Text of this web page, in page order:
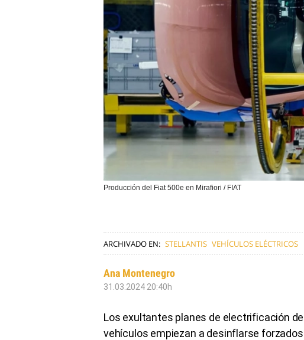
Producción del Fiat 500e en Mirafiori / FIAT
ARCHIVADO EN: STELLANTIS VEHÍCULOS ELÉCTRICOS
Ana Montenegro
31.03.2024 20:40h
Los exultantes planes de electrificación
vehículos empiezan a desinflarse